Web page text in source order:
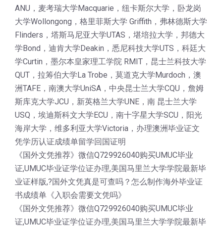
ANU，麦考瑞大学Macquarie，纽卡斯尔大学，卧龙岗
大学Wollongong，格里菲斯大学 Griffith，弗林德斯大学
Flinders，塔斯马尼亚大学UTAS，堪培拉大学，邦德大
学Bond，迪肯大学Deakin，悉尼科技大学UTS，科廷大
学Curtin，墨尔本皇家理工学院 RMIT，昆士兰科技大学
QUT，拉筹伯大学La Trobe，莫道克大学Murdoch，澳
洲TAFE，南澳大学UniSA，中央昆士兰大学CQU，詹姆
斯库克大学JCU，新英格兰大学UNE，南 昆士兰大学
USQ，埃迪斯科文大学ECU，南十字星大学SCU，阳光
海岸大学，维多利亚大学Victoria，办理澳洲毕业证文
凭学历认证成绩单留学回国证明
《国外文凭推荐》微信Q729926040购买UMUC毕业
证,UMUC毕业证学位证办理,美国马里兰大学学院最新毕
业证样版,?国外文凭真是可查吗？怎么制作海外毕业证
书成绩单《入职会需要文凭吗》
《国外文凭推荐》微信Q729926040购买UMUC毕业
证,UMUC毕业证学位证办理,美国马里兰大学学院最新毕